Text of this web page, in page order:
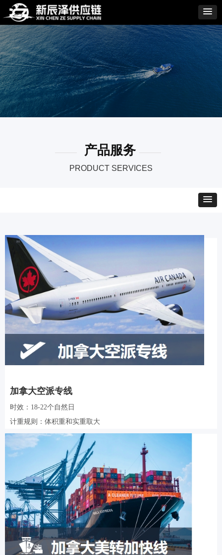
产品服务
PRODUCT SERVICES
加拿大空派专线
时效：18-22个自然日
计重规则：体积重和实重取大